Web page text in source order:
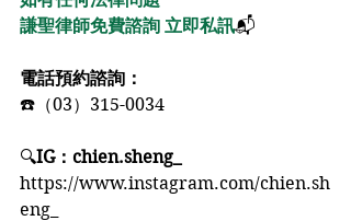
謙聖律師免費諮詢 立即私訊📬﻿
電話預約諮詢：﻿
☎️（03）315-0034﻿
🔍IG：chien.sheng_
https://www.instagram.com/chien.sh
eng_﻿